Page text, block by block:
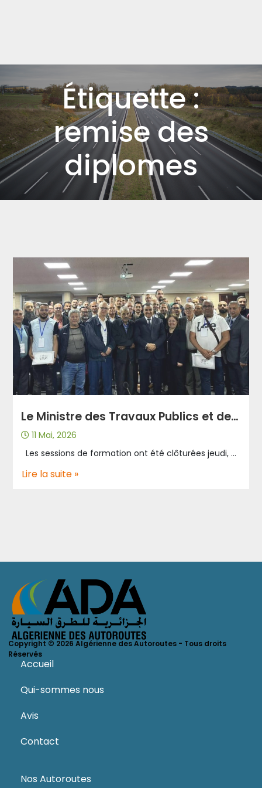
Étiquette :
remise des
diplomes
Le Ministre des Travaux Publics et des Infrastructures de base M. Abdelkader DJELLAOUI honore les cadres de l’Algérienne des autoroutes lors d’une cérémonie officielle.
11 Mai, 2026
Les sessions de formation ont été clôturées jeudi, au niveau de l’école Supérieure de Management des Travaux publics, durant laquelle les cadres de l’entreprise ont maintenu leur participation dans le cadre de son programme de formation spécialisé ayant pour but de développer les compétences et renforcer les capacités professionnelles. Les participants ont été honoré d’une manière spéciale par le ministre des travaux publics et des infrastructures de base M. Abdelkader DJELLAOUI qui a présidé la cérémonie de remise des diplômes au profit des cadres de l’Algérienne des Autoroutes, en soulignant l’importance de la formation spécialisée dans le renforcement des compétences des ressources humaines et la garantie de l’exploitation et la maintenance des infrastructures selon les normes modernes. Il a valorisé, au passage, le rôle assumé par les compétences nationales dans l’accompagnement des grands projets stratégiques, en félicitant le niveau atteint par les cadres formés. La cérémonie a également connu la présence et la participation de cadres de certaines entreprises du secteur, tels que le Groupe GICA, COSIDER TP, COSIDER Travaux Publics dans une ambiance conviviale et d’échange d’expériences professionnelles. L’Algérienne des Autoroutes félicite tous ses cadres diplômés en leur souhaitant beaucoup de réussite et de succès dans leurs missions pour la contribution aux projets d’infrastructure.
Lire la suite »
Copyright © 2026 Algérienne des Autoroutes - Tous droits
Réservés
Accueil
Qui-sommes nous
Avis
Contact
Nos Autoroutes